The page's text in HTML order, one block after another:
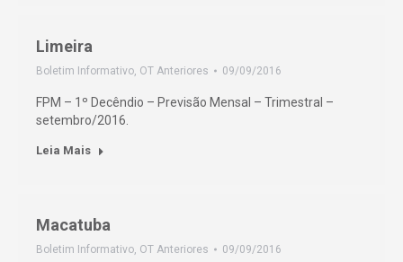
Limeira
Boletim Informativo, OT Anteriores 09/09/2016
FPM – 1º Decêndio – Previsão Mensal – Trimestral –
setembro/2016.
Leia Mais
Macatuba
Boletim Informativo, OT Anteriores 09/09/2016